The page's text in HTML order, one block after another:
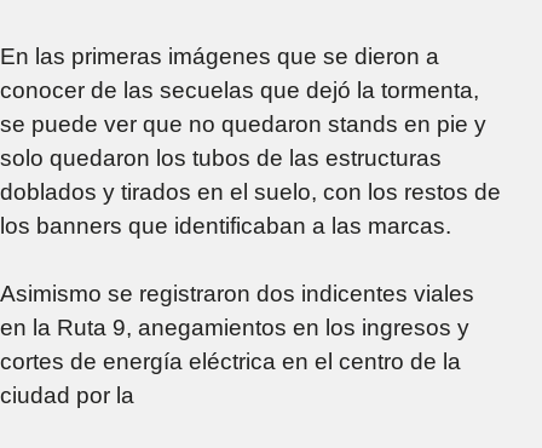
En las primeras imágenes que se dieron a
conocer de las secuelas que dejó la tormenta,
se puede ver que no quedaron stands en pie y
solo quedaron los tubos de las estructuras
doblados y tirados en el suelo, con los restos de
los banners que identificaban a las marcas.
Asimismo se registraron dos indicentes viales
en la Ruta 9, anegamientos en los ingresos y
cortes de energía eléctrica en el centro de la
ciudad por la